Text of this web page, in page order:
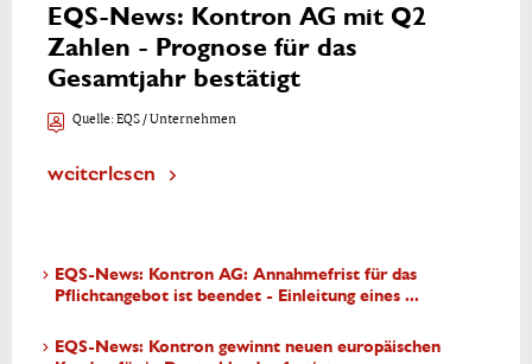
EQS-News: Kontron AG mit Q2
Zahlen - Prognose für das
Gesamtjahr bestätigt
Quelle:EQS / Unternehmen
weiterlesen
EQS-News: Kontron AG: Annahmefrist für das
Pflichtangebot ist beendet - Einleitung eines ...
EQS-News: Kontron gewinnt neuen europäischen